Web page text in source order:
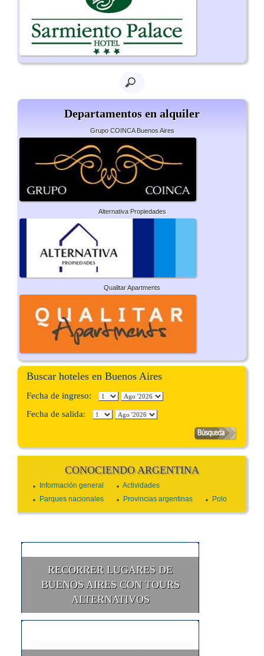
Departamentos en alquiler
Grupo COINCA Buenos Aires
Alternativa Propiedades
Qualitar Apartments
Buscar hoteles en Buenos Aires
Fecha de ingreso:
Fecha de salida:
CONOCIENDO ARGENTINA
Información general
Actividades
Parques nacionales
Provincias argentinas Polo
RECORRER LUGARES DE
BUENOS AIRES CON TOURS
ALTERNATIVOS